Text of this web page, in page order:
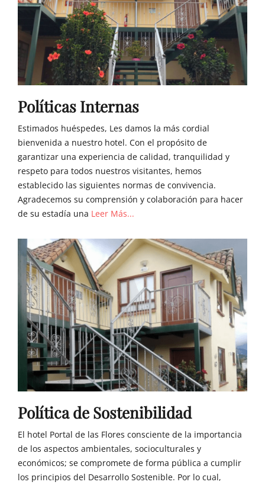
Políticas Internas
Estimados huéspedes, Les damos la más cordial
bienvenida a nuestro hotel. Con el propósito de
garantizar una experiencia de calidad, tranquilidad y
respeto para todos nuestros visitantes, hemos
establecido las siguientes normas de convivencia.
Agradecemos su comprensión y colaboración para hacer
de su estadía una Leer Más...
Política de Sostenibilidad
El hotel Portal de las Flores consciente de la importancia
de los aspectos ambientales, socioculturales y
económicos; se compromete de forma pública a cumplir
los principios del Desarrollo Sostenible. Por lo cual,